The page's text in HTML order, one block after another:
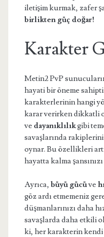
iletişim kurmak, zafer
birlikten güç doğar!
Karakter
Metin2 PvP
hayati bir öneme
karakterlerinin hangi
karar verirken dikkatli
ve dayanıklılıkgibi
savaşlarında
oynar. Bu özellikleri
hayatta kalma şansınızı
Ayrıca, büyü gücüve
göz ardı etmemeniz
düşmanlarınızı daha
savaşlarda daha etkili
ki, her karakterin